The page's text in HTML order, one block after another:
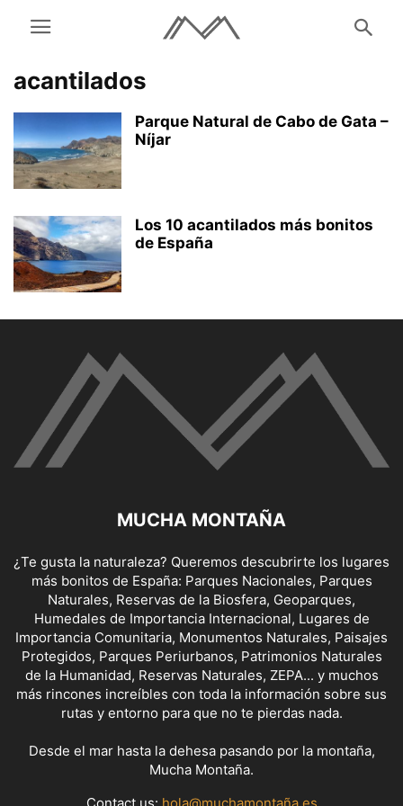
acantilados
Parque Natural de Cabo de Gata –
Níjar
Los 10 acantilados más bonitos
de España
MUCHA MONTAÑA
¿Te gusta la naturaleza? Queremos descubrirte los lugares
más bonitos de España: Parques Nacionales, Parques
Naturales, Reservas de la Biosfera, Geoparques,
Humedales de Importancia Internacional, Lugares de
Importancia Comunitaria, Monumentos Naturales, Paisajes
Protegidos, Parques Periurbanos, Patrimonios Naturales
de la Humanidad, Reservas Naturales, ZEPA... y muchos
más rincones increíbles con toda la información sobre sus
rutas y entorno para que no te pierdas nada.
Desde el mar hasta la dehesa pasando por la montaña,
Mucha Montaña.
Contact us: hola@muchamontaña.es